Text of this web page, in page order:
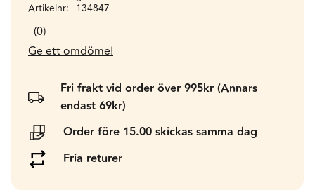
Artikelnr
134847
0
Ge ett omdöme!
Fri frakt vid order över 995kr (Annars
endast 69kr)
Order före 15.00 skickas samma dag
Fria returer